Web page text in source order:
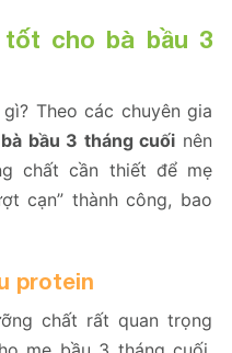
cho bà bầu 3
Theo các chuyên gia
bầu 3 tháng cuối nên
chất cần thiết để mẹ
cạn” thành công, bao
protein
chất rất quan trọng